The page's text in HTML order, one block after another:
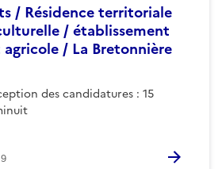
/ Résidence territoriale
/ établissement
/ La Bretonnière
des candidatures : 15